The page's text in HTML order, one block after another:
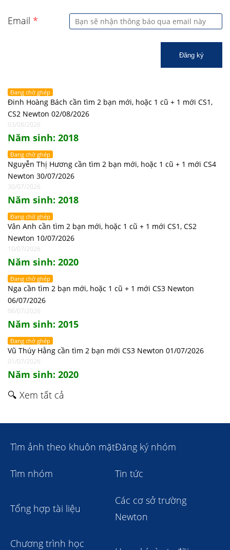
Email *
Đăng ký
Đang chờ ghép
Đinh Hoàng Bách cần tìm 2 bạn mới, hoặc 1 cũ + 1 mới CS1,
CS2 Newton 02/08/2026
03/08/2026
Năm sinh: 2018
Đang chờ ghép
Nguyễn Thị Hương cần tìm 2 bạn mới, hoặc 1 cũ + 1 mới CS4
Newton 30/07/2026
30/07/2026
Năm sinh: 2018
Đang chờ ghép
Vân Anh cần tìm 2 bạn mới, hoặc 1 cũ + 1 mới CS1, CS2
Newton 10/07/2026
10/07/2026
Năm sinh: 2020
Đang chờ ghép
Nga cần tìm 2 bạn mới, hoặc 1 cũ + 1 mới CS3 Newton
06/07/2026
06/07/2026
Năm sinh: 2015
Đang chờ ghép
Vũ Thúy Hằng cần tìm 2 bạn mới CS3 Newton 01/07/2026
01/07/2026
Năm sinh: 2020
🔍 Xem tất cả
Tìm ảnh theo khuôn mặtĐăng ký nhóm
Tìm nhóm Tin tức
Tổng hợp tài liệu
Các cơ sở trường
Newton
Chương trình học